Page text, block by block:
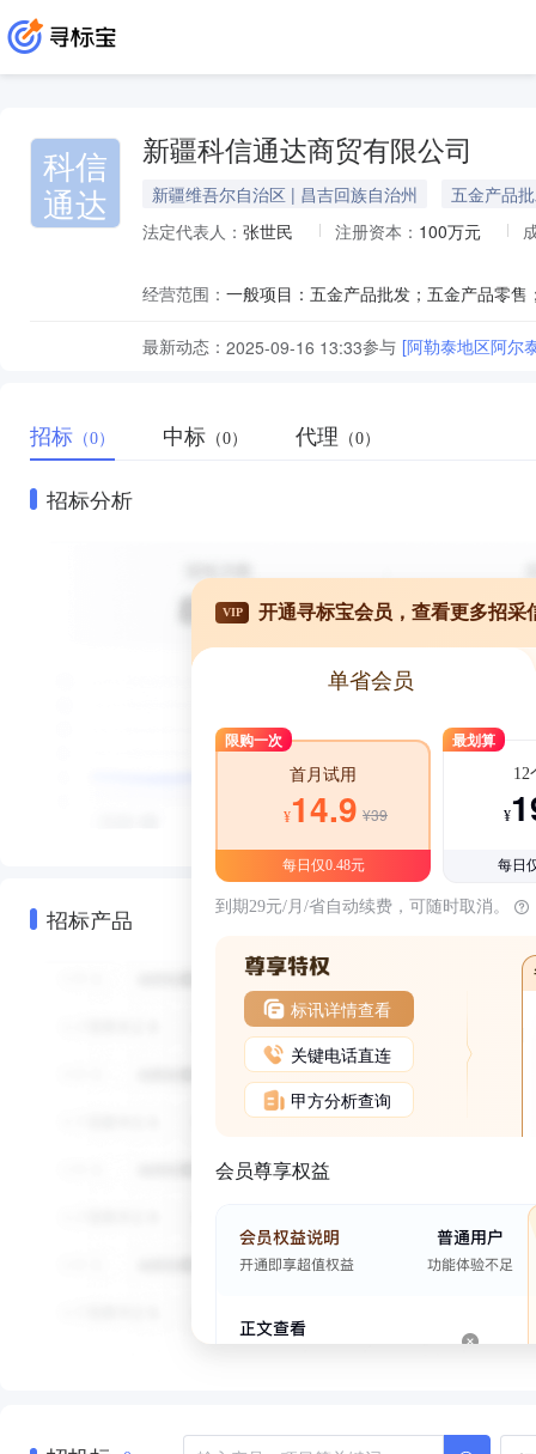
科信
通达
新疆科信通达商贸有限公司
新疆维吾尔自治区 | 昌吉回族自治州
五金产品
法定代表人： 张世民 注册资本： 100万元
经营范围：
最新动态： 2025-09-16 13:33参与 [阿勒泰地区阿尔
招标 （0） 中标 （0） 代理 （0）
招标分析
招标产品
VIP 开通寻标宝会员，查看更多招采
单省会员
限购一次
首月试用
¥14.9 ¥39
每日仅0.48元
最划算
12
¥
每日
到期29元/月/省自动续费，可随时取消。
标讯详情查看
关键电话直连
甲方分析查询
会员尊享权益